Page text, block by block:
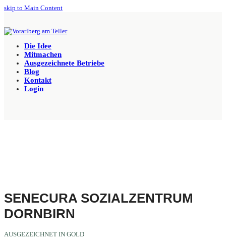
skip to Main Content
Die Idee
Mitmachen
Ausgezeichnete Betriebe
Blog
Kontakt
Login
SENECURA SOZIALZENTRUM
DORNBIRN
AUSGEZEICHNET IN GOLD